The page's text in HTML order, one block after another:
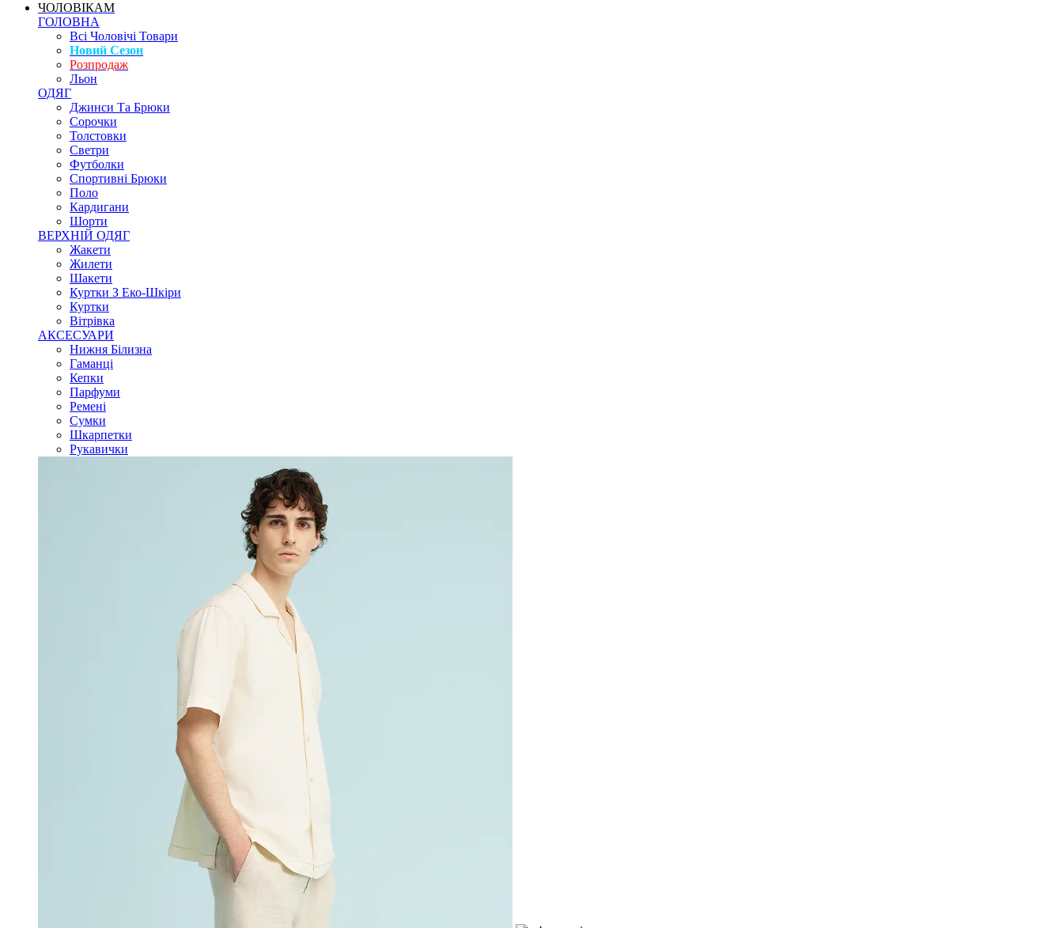
ЧОЛОВІКАМ
ГОЛОВНА
Всі Чоловічі Товари
Новий Сезон
Розпродаж
Льон
ОДЯГ
Джинси Та Брюки
Сорочки
Толстовки
Светри
Футболки
Спортивні Брюки
Поло
Кардигани
Шорти
ВЕРХНІЙ ОДЯГ
Жакети
Жилети
Шакети
Куртки З Еко-Шкіри
Куртки
Вітрівка
АКСЕСУАРИ
Нижня Білизна
Гаманці
Кепки
Парфуми
Ремені
Сумки
Шкарпетки
Рукавички